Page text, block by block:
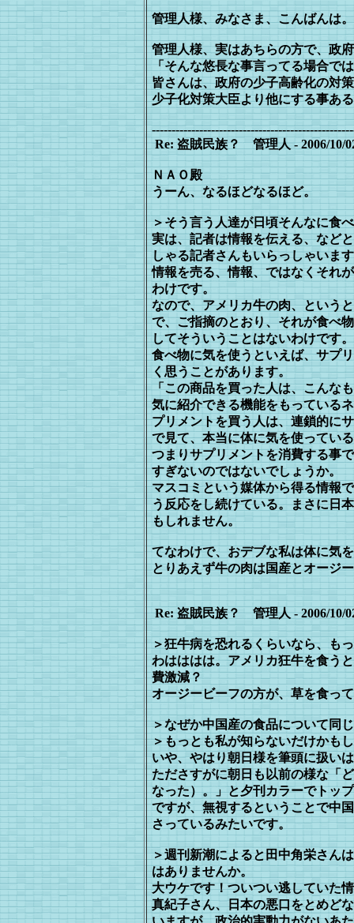
管理人様、みなさま、こんばんは。
管理人様、実はあちらの方で、政
「そんな悠長な事言ってる場合で
皆さんは、政府の少子高齢化の対
少子化対策大臣より他にする事あ
Re: 盗賊民族？ 管理人 - 2006/10/
ＮＡＯ殿
うーん、なるほどなるほど。
＞そう言う人達が日頃そんなに食
実は、記者は情報を伝える、など
しゃる記者さんもいらっしゃいま
情報を売る、情報、ではなくそれ
わけです。
なので、アメリカ牛の肉、という
で、ご指摘のとおり、それが食べ
してそういうことはないわけです。
食べ物に気を使うといえば、サプ
く思うことがあります。
「この商品を買った人は、こんな
気に紹介できる機能をもっている
プリメントを買う人は、連鎖的に
で見て、本当に体に気を使ってい
つまりサプリメントを消費する事
すぎないのではないでしょうか。
マスコミという媒体から得る情報
う反応をし続けている。まさに日
もしれません。
てなわけで、おデブな私は体に気
とりあえず牛の肉は国産とオージ
Re: 盗賊民族？ 管理人 - 2006/10/
＞狂牛病を恐れるくらいなら、も
わはははは。アメリカ狂牛を食う
費激減？
オージービーフの方が、草を食っ
＞なぜか中国産の食品について同
＞もっとも私が知らないだけかも
いや、やはり朝日様を筆頭に扱い
たださすがに朝日も以前の様な「
なった）。」と夕刊カラーでトッ
ですが、無視するということで中
さっているみたいです。
＞週刊新潮によると田中角栄さん
はありませんか。
大ウケです！ついつい逃していた
真紀子さん、日本の悪口をとめど